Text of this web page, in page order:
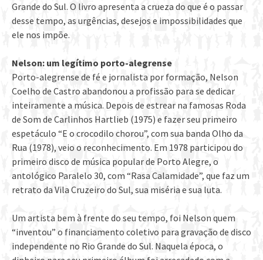
Grande do Sul. O livro apresenta a crueza do que é o passar
desse tempo, as urgências, desejos e impossibilidades que
ele nos impõe.
Nelson: um legítimo porto-alegrense
Porto-alegrense de fé e jornalista por formação, Nelson
Coelho de Castro abandonou a profissão para se dedicar
inteiramente a música. Depois de estrear na famosas Roda
de Som de Carlinhos Hartlieb (1975) e fazer seu primeiro
espetáculo “E o crocodilo chorou”, com sua banda Olho da
Rua (1978), veio o reconhecimento. Em 1978 participou do
primeiro disco de música popular de Porto Alegre, o
antológico Paralelo 30, com “Rasa Calamidade”, que faz um
retrato da Vila Cruzeiro do Sul, sua miséria e sua luta.
Um artista bem à frente do seu tempo, foi Nelson quem
“inventou” o financiamento coletivo para gravação de disco
independente no Rio Grande do Sul. Naquela época, o